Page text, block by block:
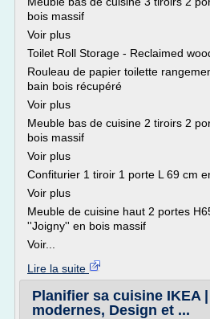
bois massif
Voir plus
Toilet Roll Storage - Reclaimed
Rouleau de papier toilette
bain bois récupéré
Voir plus
Meuble bas de cuisine 2 tiroirs 2
bois massif
Voir plus
Confiturier 1 tiroir 1 porte L 69 cm
Voir plus
Meuble de cuisine haut 2 portes
''Joigny'' en bois massif
Voir...
Lire la suite
Planifier sa cuisine IKEA
modernes, Design et ...